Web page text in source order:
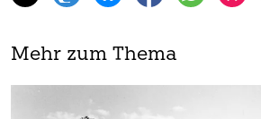
Mehr zum Thema